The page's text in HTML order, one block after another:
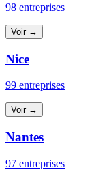
98 entreprises
Voir →
Nice
99 entreprises
Voir →
Nantes
97 entreprises